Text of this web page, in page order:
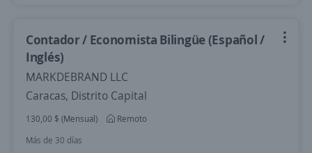
Contador / Economista Bilingüe (Español /
Inglés)
MARKDEBRAND LLC
Caracas, Distrito Capital
130,00 $ (Mensual)
Remoto
Más de 30 días